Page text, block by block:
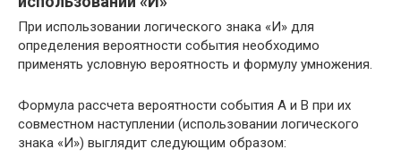
При использовании логического знака «И» для
определения вероятности события необходимо
применять условную вероятность и формулу умножения.
Формула рассчета вероятности события A и B при их
совместном наступлении (использовании логического
знака «И») выглядит следующим образом: